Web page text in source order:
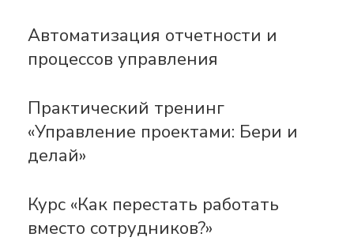
Автоматизация отчетности и
процессов управления
Практический тренинг
«Управление проектами: Бери и
делай»
Курс «Как перестать работать
вместо сотрудников?»